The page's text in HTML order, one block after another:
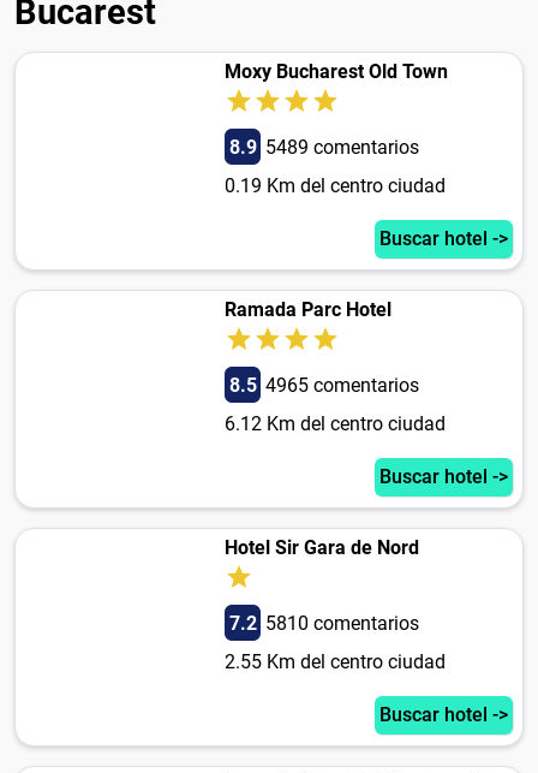
Bucarest
Moxy Bucharest Old Town
8.9 5489 comentarios
0.19 Km del centro ciudad
Buscar hotel ->
Ramada Parc Hotel
8.5 4965 comentarios
6.12 Km del centro ciudad
Buscar hotel ->
Hotel Sir Gara de Nord
7.2 5810 comentarios
2.55 Km del centro ciudad
Buscar hotel ->